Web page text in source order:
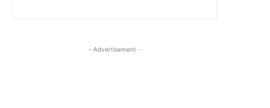
- Advertisement -